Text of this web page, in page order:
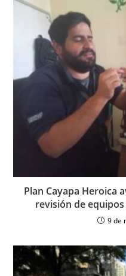
Plan Cayapa Heroica
revisión de
9 de